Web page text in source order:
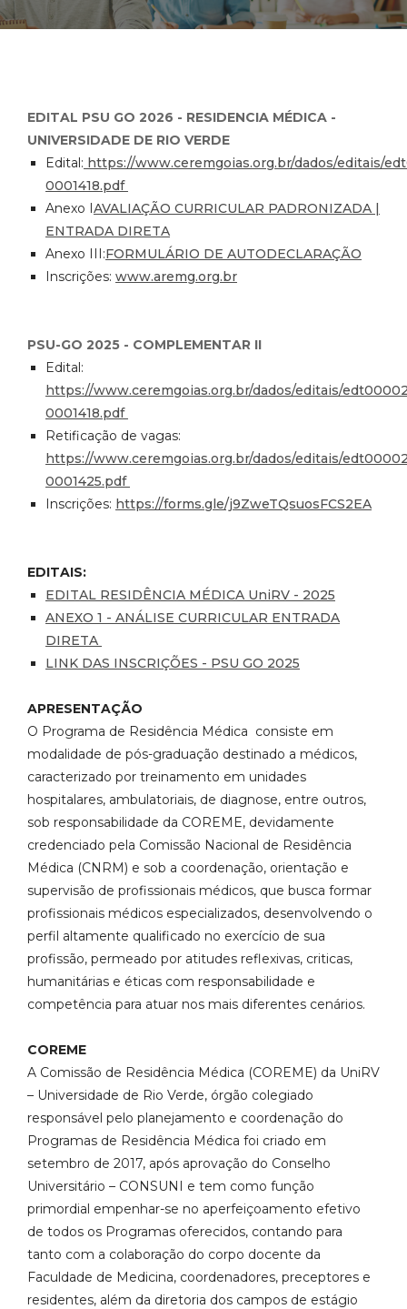
EDITAL PSU GO 2026 - RESIDENCIA MÉDICA -
UNIVERSIDADE DE RIO VERDE
Edital: https://www.ceremgoias.org.br/dados/editais/
0001418.pdf
Anexo IAVALIAÇÃO CURRICULAR PADRONIZADA |
ENTRADA DIRETA
Anexo III:FORMULÁRIO DE AUTODECLARAÇÃO
Inscrições: www.aremg.org.br
PSU-GO 2025 - COMPLEMENTAR II
Edital:
https://www.ceremgoias.org.br/dados/editais/
0001418.pdf
Retificação de vagas:
https://www.ceremgoias.org.br/dados/editais/
0001425.pdf
Inscrições: https://forms.gle/j9ZweTQsuosFCS2EA
EDITAIS:
EDITAL RESIDÊNCIA MÉDICA UniRV - 2025
ANEXO 1 - ANÁLISE CURRICULAR ENTRADA
DIRETA
LINK DAS INSCRIÇÕES - PSU GO 2025
APRESENTAÇÃO
O Programa de Residência Médica consiste em
modalidade de pós-graduação destinado a médicos,
caracterizado por treinamento em unidades
hospitalares, ambulatoriais, de diagnose, entre outros,
sob responsabilidade da COREME, devidamente
credenciado pela Comissão Nacional de Residência
Médica (CNRM) e sob a coordenação, orientação e
supervisão de profissionais médicos, que busca formar
profissionais médicos especializados, desenvolvendo o
perfil altamente qualificado no exercício de sua
profissão, permeado por atitudes reflexivas, criticas,
humanitárias e éticas com responsabilidade e
competência para atuar nos mais diferentes cenários.
COREME
A Comissão de Residência Médica (COREME) da UniRV
– Universidade de Rio Verde, órgão colegiado
responsável pelo planejamento e coordenação do
Programas de Residência Médica foi criado em
setembro de 2017, após aprovação do Conselho
Universitário – CONSUNI e tem como função
primordial empenhar-se no aperfeiçoamento efetivo
de todos os Programas oferecidos, contando para
tanto com a colaboração do corpo docente da
Faculdade de Medicina, coordenadores, preceptores e
residentes, além da diretoria dos campos de estágio